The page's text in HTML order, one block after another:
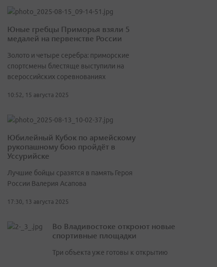
Юные гребцы Приморья взяли 5
медалей на первенстве России
Золото и четыре серебра: приморские
спортсмены блестяще выступили на
всероссийских соревнованиях
10:52, 15 августа 2025
Юбилейный Кубок по армейскому
рукопашному бою пройдёт в
Уссурийске
Лучшие бойцы сразятся в память Героя
России Валерия Асапова
17:30, 13 августа 2025
Во Владивостоке откроют новые
спортивные площадки
Три объекта уже готовы к открытию